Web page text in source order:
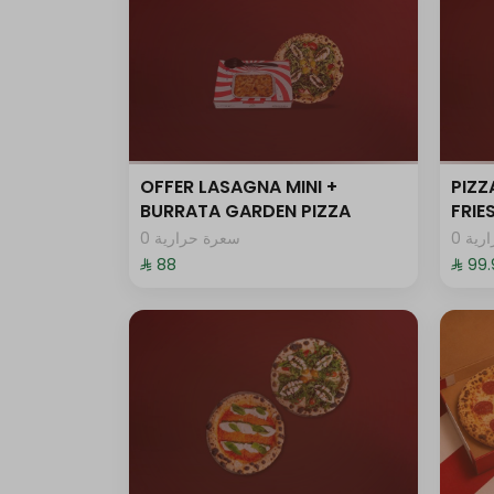
OFFER LASAGNA MINI +
BURRATA GARDEN PIZZA
0 سعرة حرارية
⁨⁦‪‬ 88⁩
⁨⁦‪‬